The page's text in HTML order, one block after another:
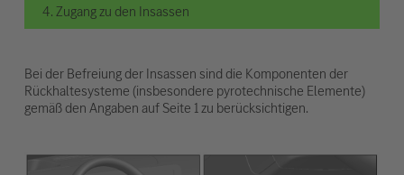
4. Zugang zu den Insassen
Bei der Befreiung der Insassen sind die Komponenten der
Rückhaltesysteme (insbesondere pyrotechnische Elemente)
gemäß den Angaben auf Seite 1 zu berücksichtigen.